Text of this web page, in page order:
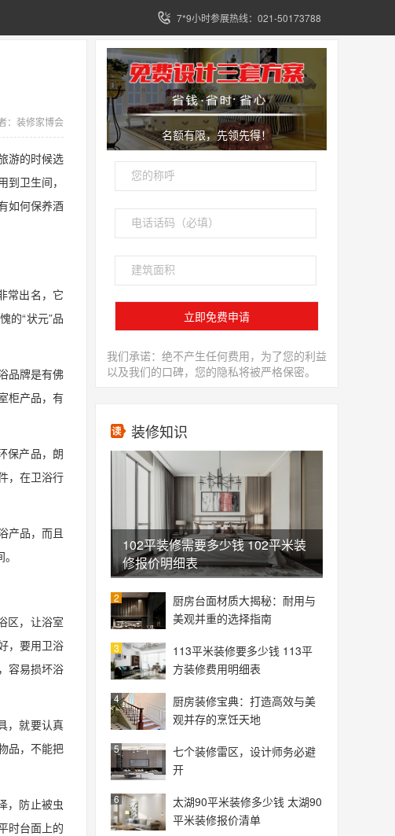
7*9小时参展热线：021-50173788
： 装修家博会
游的时候选
卫生间，
如何保养酒
常出名，它
的“状元”品
品牌是有佛
柜产品，有
保产品，朗
，在卫浴行
产品，而且
区，让浴室
，要用卫浴
容易损坏浴
，就要认真
品，不能把
，防止被虫
时台面上的
名额有限，先领先得！
我们承诺：绝不产生任何费用，为了您的利益
以及我们的口碑，您的隐私将被严格保密。
装修知识
102平装修需要多少钱 102平米装
修报价明细表
厨房台面材质大揭秘：耐用与
美观并重的选择指南
2
113平米装修要多少钱 113平
方装修费用明细表
3
厨房装修宝典：打造高效与美
观并存的烹饪天地
4
七个装修雷区，设计师务必避
开
5
太湖90平米装修多少钱 太湖90
平米装修报价清单
6